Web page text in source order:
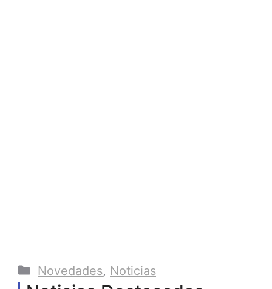
Categorías
Novedades, Noticias